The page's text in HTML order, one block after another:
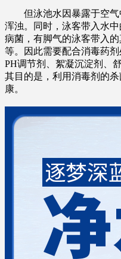
但泳池水因暴露于空气
浑浊。同时，泳客带入水
病菌，有脚气的泳客带入
等。因此需要配合消毒药
PH调节剂、絮凝沉淀剂、
其目的是，利用消毒剂的
康。